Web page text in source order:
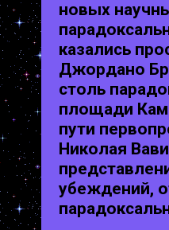
новых
казались
Джордано
столь
площади
пути
Николая
убеждений,